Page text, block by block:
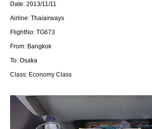
Date: 2013/11/11
Airline: Thaiairways
FlightNo: TG673
From: Bangkok
To: Osaka
Class: Economy Class